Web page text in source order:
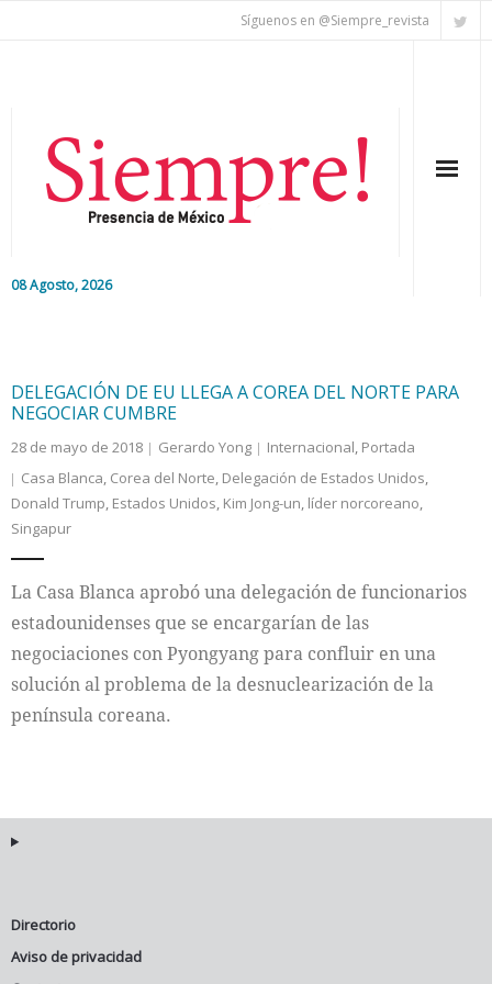
Síguenos en @Siempre_revista
08 Agosto, 2026
Editorial
Colaboradores
Internacional
Cultura
DELEGACIÓN DE EU LLEGA A COREA DEL NORTE PARA
NEGOCIAR CUMBRE
28 de mayo de 2018 Gerardo Yong Internacional, Portada
Casa Blanca, Corea del Norte, Delegación de Estados Unidos,
Donald Trump, Estados Unidos, Kim Jong-un, líder norcoreano,
Singapur
La Casa Blanca aprobó una delegación de funcionarios
estadounidenses que se encargarían de las
negociaciones con Pyongyang para confluir en una
solución al problema de la desnuclearización de la
península coreana.
Directorio
Aviso de privacidad